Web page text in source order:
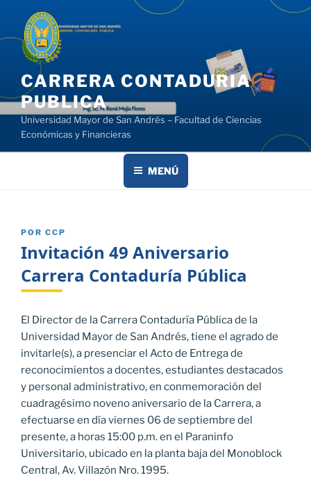
contenido
CARRERA CONTADURIA
PUBLICA
Universidad Mayor de San Andrés – Facultad de Ciencias
Económicas y Financieras
MENÚ
PUBLICADO
POR CCP
Invitación 49 Aniversario
Carrera Contaduría Pública
El Director de la Carrera Contaduría Pública de la
Universidad Mayor de San Andrés, tiene el agrado de
invitarle(s), a presenciar el Acto de Entrega de
reconocimientos a docentes, estudiantes destacados
y personal administrativo, en conmemoración del
cuadragésimo noveno aniversario de la Carrera, a
efectuarse en día viernes 06 de septiembre del
presente, a horas 15:00 p.m. en el Paraninfo
Universitario, ubicado en la planta baja del Monoblock
Central, Av. Villazón Nro. 1995.